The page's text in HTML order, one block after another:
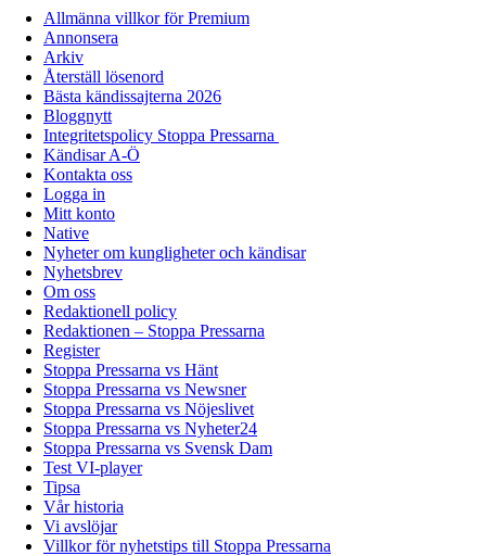
Allmänna villkor för Premium
Annonsera
Arkiv
Återställ lösenord
Bästa kändissajterna 2026
Bloggnytt
Integritetspolicy Stoppa Pressarna
Kändisar A-Ö
Kontakta oss
Logga in
Mitt konto
Native
Nyheter om kungligheter och kändisar
Nyhetsbrev
Om oss
Redaktionell policy
Redaktionen – Stoppa Pressarna
Register
Stoppa Pressarna vs Hänt
Stoppa Pressarna vs Newsner
Stoppa Pressarna vs Nöjeslivet
Stoppa Pressarna vs Nyheter24
Stoppa Pressarna vs Svensk Dam
Test VI-player
Tipsa
Vår historia
Vi avslöjar
Villkor för nyhetstips till Stoppa Pressarna